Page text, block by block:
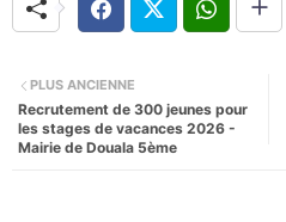
PLUS ANCIENNE
Recrutement de 300 jeunes pour
les stages de vacances 2026 -
Mairie de Douala 5ème